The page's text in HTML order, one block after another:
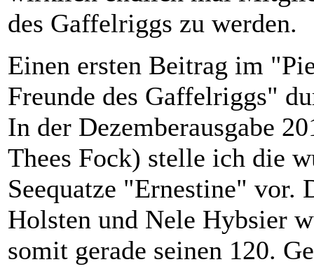
des Gaffelriggs zu werden.
Einen ersten Beitrag im
Freunde des Gaffelriggs"
In der Dezemberausgabe
Thees Fock) stelle ich die
Seequatze "Ernestine"
Holsten und Nele Hybsier
somit gerade seinen 120.